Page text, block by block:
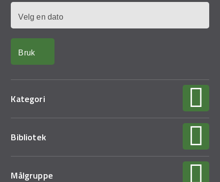
Kategori
Bibliotek
Målgruppe